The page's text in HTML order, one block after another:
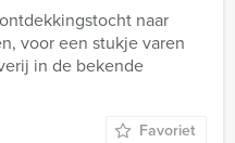
naar
voor een stukje varen
in de bekende
Favoriet